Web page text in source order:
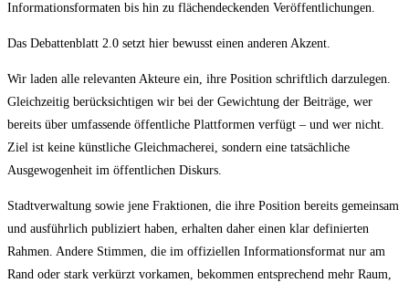
Informationsformaten bis hin zu flächendeckenden Veröffentlichungen.
Das Debattenblatt 2.0 setzt hier bewusst einen anderen Akzent.
Wir laden alle relevanten Akteure ein, ihre Position schriftlich darzulegen.
Gleichzeitig berücksichtigen wir bei der Gewichtung der Beiträge, wer
bereits über umfassende öffentliche Plattformen verfügt – und wer nicht.
Ziel ist keine künstliche Gleichmacherei, sondern eine tatsächliche
Ausgewogenheit im öffentlichen Diskurs.
Stadtverwaltung sowie jene Fraktionen, die ihre Position bereits gemeinsam
und ausführlich publiziert haben, erhalten daher einen klar definierten
Rahmen. Andere Stimmen, die im offiziellen Informationsformat nur am
Rand oder stark verkürzt vorkamen, bekommen entsprechend mehr Raum,